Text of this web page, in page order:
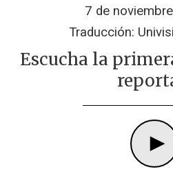
7 de
Traducción:
Escucha la